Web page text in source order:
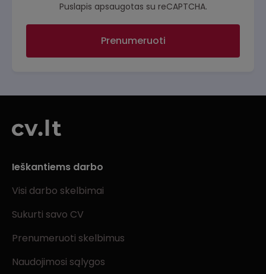
Puslapis apsaugotas su reCAPTCHA.
Prenumeruoti
Ieškantiems darbo
Visi darbo skelbimai
Sukurti savo CV
Prenumeruoti skelbimus
Naudojimosi sąlygos